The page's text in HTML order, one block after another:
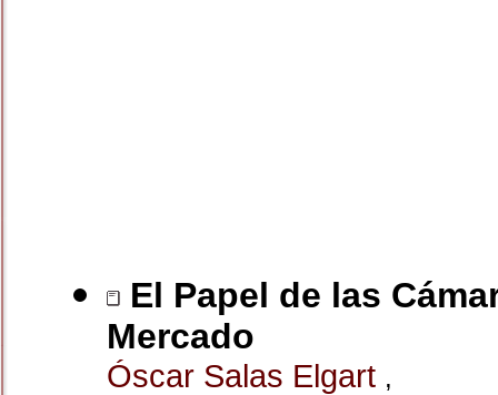
El Papel de las
Mercado
Óscar Salas Elgart ,